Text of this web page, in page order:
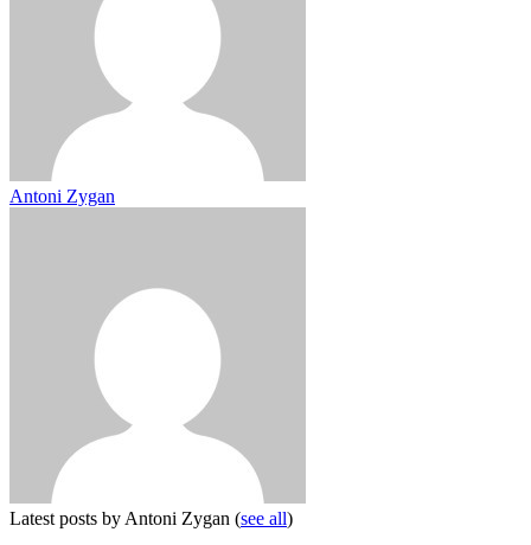
Antoni Zygan
Latest posts by Antoni Zygan (see all)